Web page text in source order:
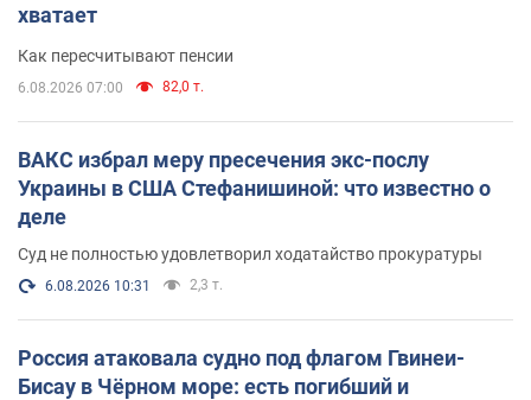
хватает
Как пересчитывают пенсии
6.08.2026 07:00 82,0 т.
ВАКС избрал меру пресечения экс-послу
Украины в США Стефанишиной: что известно о
деле
Суд не полностью удовлетворил ходатайство прокуратуры
6.08.2026 10:31 2,3 т.
Россия атаковала судно под флагом Гвинеи-
Бисау в Чёрном море: есть погибший и